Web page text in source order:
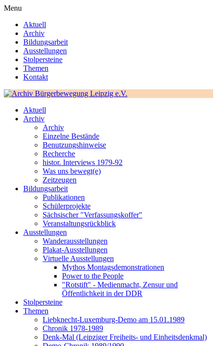
Menu
Aktuell
Archiv
Bildungsarbeit
Ausstellungen
Stolpersteine
Themen
Kontakt
Aktuell
Archiv
Archiv
Einzelne Bestände
Benutzungshinweise
Recherche
histor. Interviews 1979-92
Was uns bewegt(e)
Zeitzeugen
Bildungsarbeit
Publikationen
Schülerprojekte
Sächsischer "Verfassungskoffer"
Veranstaltungsrückblick
Ausstellungen
Wanderausstellungen
Plakat-Ausstellungen
Virtuelle Ausstellungen
Mythos Montagsdemonstrationen
Power to the People
"Rotstift" - Medienmacht, Zensur und
Öffentlichkeit in der DDR
Stolpersteine
Themen
Liebknecht-Luxemburg-Demo am 15.01.1989
Chronik 1978-1989
Denk-Mal (Leipziger Freiheits- und Einheitsdenkmal)